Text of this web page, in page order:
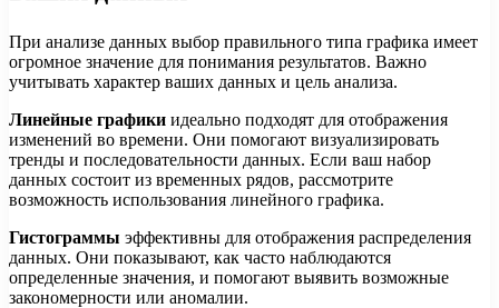
При анализе данных выбор правильного типа графика имеет
огромное значение для понимания результатов. Важно
учитывать характер ваших данных и цель анализа.
Линейные графики идеально подходят для отображения
изменений во времени. Они помогают визуализировать
тренды и последовательности данных. Если ваш набор
данных состоит из временных рядов, рассмотрите
возможность использования линейного графика.
Гистограммы эффективны для отображения распределения
данных. Они показывают, как часто наблюдаются
определенные значения, и помогают выявить возможные
закономерности или аномалии.